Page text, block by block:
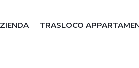
TRASLOCO